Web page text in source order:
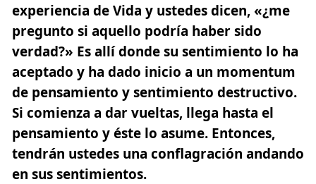
experiencia de Vida y ustedes dicen, «¿me
pregunto si aquello podría haber sido
verdad?» Es allí donde su sentimiento lo ha
aceptado y ha dado inicio a un momentum
de pensamiento y sentimiento destructivo.
Si comienza a dar vueltas, llega hasta el
pensamiento y éste lo asume. Entonces,
tendrán ustedes una conflagración andando
en sus sentimientos.